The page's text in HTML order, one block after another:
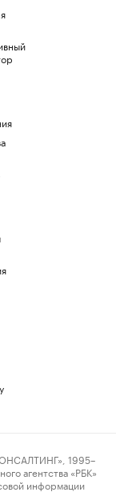
1995–
агентства «РБК»
информации